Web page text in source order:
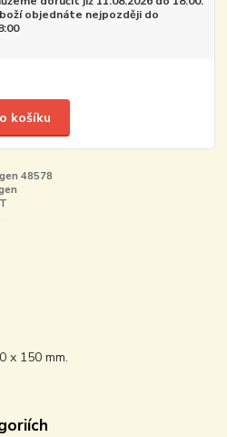
objednáte nejpozději do
košíku
48578
x 150 mm.